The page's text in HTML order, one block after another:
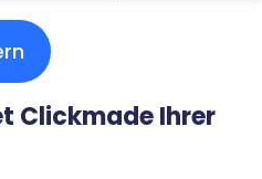
Clickmade Ihrer